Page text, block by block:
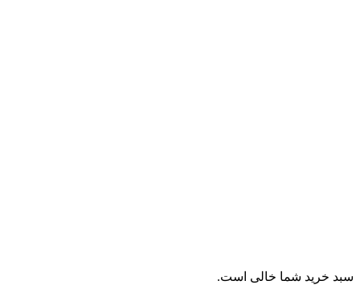
سبد خرید شما خالی است.